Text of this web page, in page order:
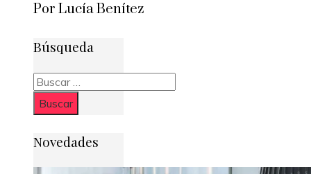
Por Lucía Benítez
Búsqueda
Buscar:
Novedades